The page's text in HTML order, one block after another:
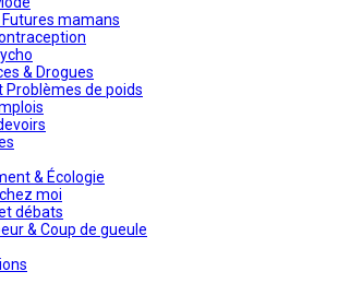
mamans
& Drogues
de poids
& Écologie
moi
débats
& Coup de gueule